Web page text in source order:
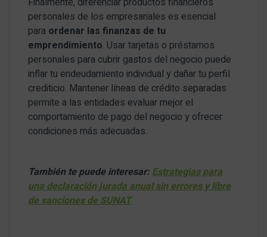
personales de los empresariales es esencial
para ordenar las finanzas de tu
emprendimiento. Usar tarjetas o préstamos
personales para cubrir gastos del negocio puede
inflar tu endeudamiento individual y dañar tu perfil
crediticio. Mantener líneas de crédito separadas
permite a las entidades evaluar mejor el
comportamiento de pago del negocio y ofrecer
condiciones más adecuadas.
También te puede interesar: Estrategias para
una declaración jurada anual sin errores y libre
de sanciones de SUNAT